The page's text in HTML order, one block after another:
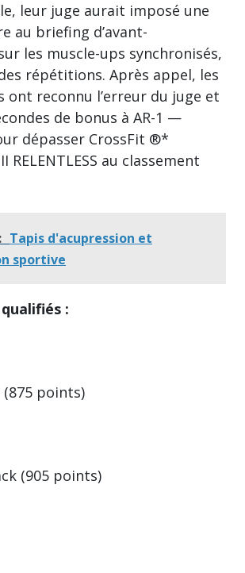
leur juge aurait imposé une
au briefing d’avant-
les muscle-ups synchronisés,
répétitions. Après appel, les
ont reconnu l’erreur du juge et
de bonus à AR-1 —
dépasser CrossFit ®*
RELENTLESS au classement
Tapis d'acupression et
sportive
:
(875 points)
(905 points)